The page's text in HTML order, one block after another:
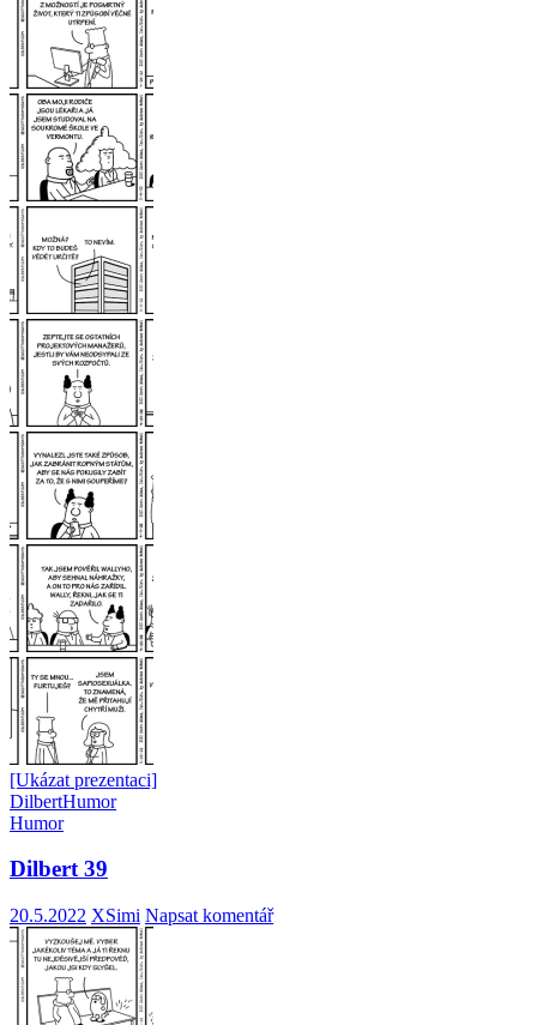
[Ukázat prezentaci]
DilbertHumor
Humor
Dilbert 39
20.5.2022 XSimi Napsat komentář